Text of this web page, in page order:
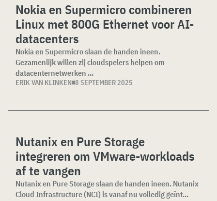
Nokia en Supermicro combineren
Linux met 800G Ethernet voor AI-
datacenters
Nokia en Supermicro slaan de handen ineen.
Gezamenlijk willen zij cloudspelers helpen om
datacenternetwerken ...
ERIK VAN KLINKEN 8 SEPTEMBER 2025
Nutanix en Pure Storage
integreren om VMware-workloads
af te vangen
Nutanix en Pure Storage slaan de handen ineen. Nutanix
Cloud Infrastructure (NCI) is vanaf nu volledig geïnt...